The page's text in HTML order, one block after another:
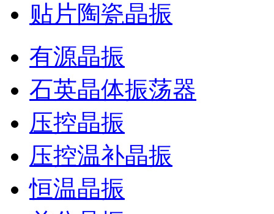
贴片陶瓷晶振
有源晶振
石英晶体振荡器
压控晶振
压控温补晶振
恒温晶振